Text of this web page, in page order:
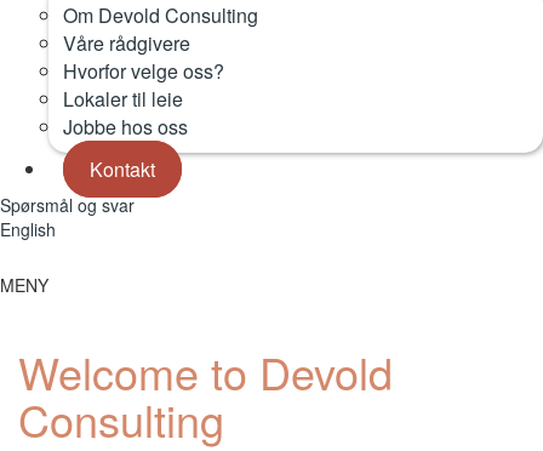
Om Devold Consulting
Våre rådgivere
Hvorfor velge oss?
Lokaler til leie
Jobbe hos oss
Kontakt
Spørsmål og svar
English
MENY
MENY
Welcome to Devold
Consulting